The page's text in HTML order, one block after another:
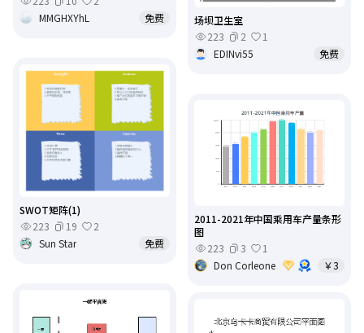
MMGHXYhL
免费
场坝卫生室
223
2
1
EDINvi55
免费
SWOT矩阵(1)
223
19
2
Sun Star
免费
2011-2021年中国乘用车产量条形
图
223
3
1
Don Corleone
￥3